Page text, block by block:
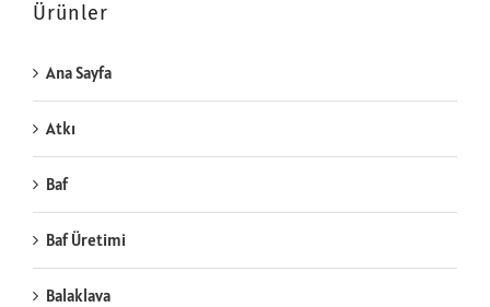
Ürünler
Ana Sayfa
Atkı
Baf
Baf Üretimi
Balaklava